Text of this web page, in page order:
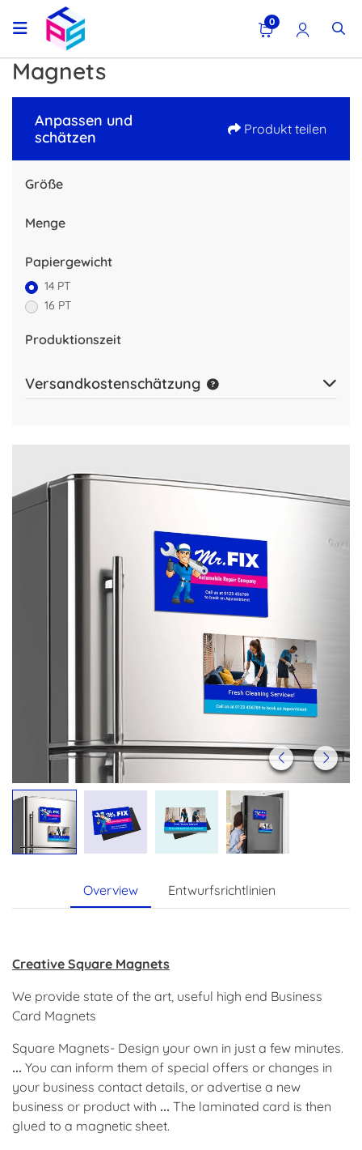
0
Magnets
Anpassen und
schätzen
Produkt teilen
Größe
Menge
Papiergewicht
14 PT
16 PT
Produktionszeit
Versandkostenschätzung
Overview Entwurfsrichtlinien
Creative Square Magnets
We provide state of the art, useful high end Business
Card Magnets
Square Magnets- Design your own in just a few minutes.
... You can inform them of special offers or changes in
your business contact details, or advertise a new
business or product with ... The laminated card is then
glued to a magnetic sheet.